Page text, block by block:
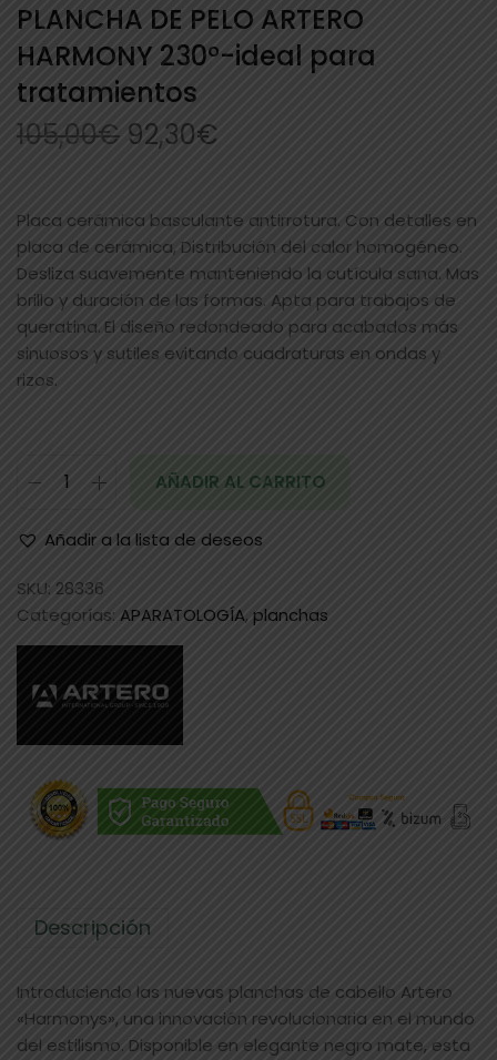
PLANCHA DE PELO ARTERO
HARMONY 230º-ideal para
tratamientos
105,00€ 92,30€
Placa cerámica basculante antirrotura. Con detalles en
placa de cerámica, Distribución del calor homogéneo.
Desliza suavemente manteniendo la cutícula sana. Mas
brillo y duración de las formas. Apta para trabajos de
queratina. El diseño redondeado para acabados más
sinuosos y sutiles evitando cuadraturas en ondas y
rizos.
AÑADIR AL CARRITO
Añadir a la lista de deseos
SKU: 28336
Categorías: APARATOLOGÍA, planchas
Descripción
Introduciendo las nuevas planchas de cabello Artero
«Harmonys», una innovación revolucionaria en el mundo
del estilismo. Disponible en elegante negro mate, esta